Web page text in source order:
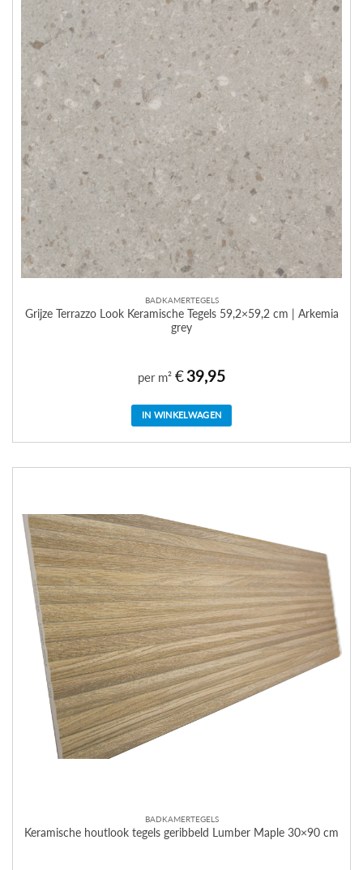
BADKAMERTEGELS
Grijze Terrazzo Look Keramische Tegels 59,2×59,2 cm | Arkemia
grey
per m² €39,95
IN WINKELWAGEN
BADKAMERTEGELS
Keramische houtlook tegels geribbeld Lumber Maple 30×90 cm